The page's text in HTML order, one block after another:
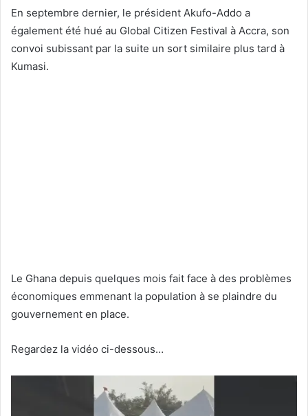
En septembre dernier, le président Akufo-Addo a
également été hué au Global Citizen Festival à Accra, son
convoi subissant par la suite un sort similaire plus tard à
Kumasi.
Le Ghana depuis quelques mois fait face à des problèmes
économiques emmenant la population à se plaindre du
gouvernement en place.
Regardez la vidéo ci-dessous…